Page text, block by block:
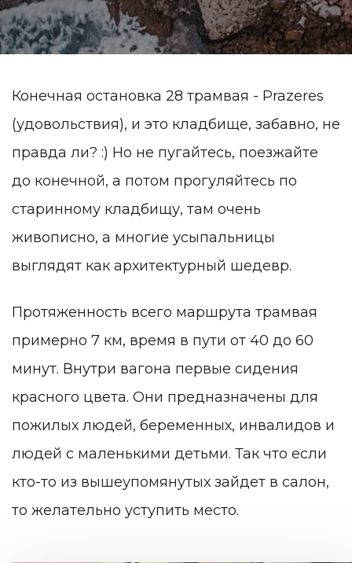
Конечная остановка 28 трамвая - Prazeres
(удовольствия), и это кладбище, забавно, не
правда ли? :) Но не пугайтесь, поезжайте
до конечной, а потом прогуляйтесь по
старинному кладбищу, там очень
живописно, а многие усыпальницы
выглядят как архитектурный шедевр.
Протяженность всего маршрута трамвая
примерно 7 км, время в пути от 40 до 60
минут. Внутри вагона первые сидения
красного цвета. Они предназначены для
пожилых людей, беременных, инвалидов и
людей с маленькими детьми. Так что если
кто-то из вышеупомянутых зайдет в салон,
то желательно уступить место.